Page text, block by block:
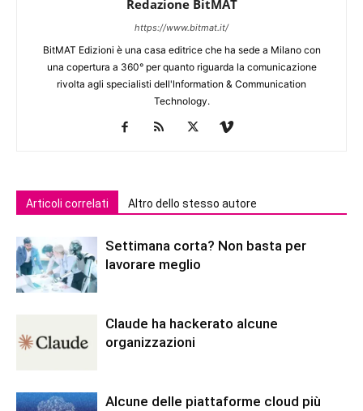
Redazione BitMAT
https://www.bitmat.it/
BitMAT Edizioni è una casa editrice che ha sede a Milano con
una copertura a 360° per quanto riguarda la comunicazione
rivolta agli specialisti dell'lnformation & Communication
Technology.
Articoli correlati Altro dello stesso autore
Settimana corta? Non basta per
lavorare meglio
Claude ha hackerato alcune
organizzazioni
Alcune delle piattaforme cloud più